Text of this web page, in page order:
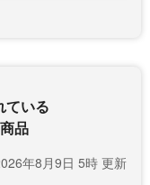
ている
品
年8月9日 5時 更新